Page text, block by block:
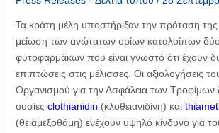
Τα κράτη μέλη υποστήριξαν την πρόταση
μείωση των ανώτατων ορίων καταλοίπων δύο
φυτοφαρμάκων που είναι γνωστό ότι έχουν
επιπτώσεις στις μέλισσες. Οι αξιολογήσεις
Οργανισμού για την Ασφάλεια των Τροφίμων
ουσίες clothianidin (κλοθειανιδίνη) και
(θειαμεξοθάμη) ενέχουν υψηλό κίνδυνο για